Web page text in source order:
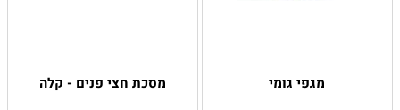
מגפי גומי מסכת חצי פנים - קלה